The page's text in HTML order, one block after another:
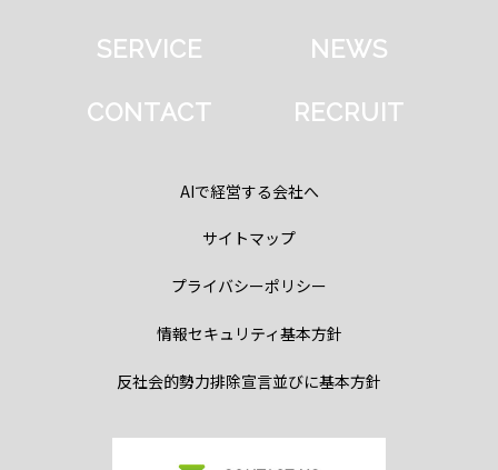
SERVICE NEWS
CONTACT RECRUIT
AIで経営する会社へ
サイトマップ
プライバシーポリシー
情報セキュリティ基本方針
反社会的勢力排除宣言並びに基本方針